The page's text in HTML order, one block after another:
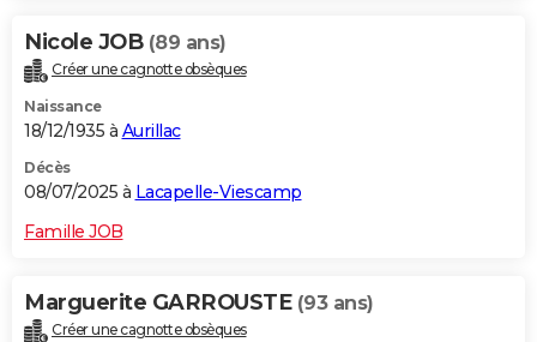
Dictionnaire
Biographies
Citations
Expressions
Proverbes
PROGRAMME TV
COPAINS D'AVANT
S'inscrire
Se connecter
Lycées
Collèges
Primaires
Universités
Entreprises
Service militaire
Avis de recherche
AVIS DE DÉCÈS
Nicole JOB (89 ans)
Créer une cagnotte obsèques
Naissance
18/12/1935 à Aurillac
Décès
08/07/2025 à Lacapelle-Viescamp
Famille JOB
Marguerite GARROUSTE (93 ans)
Créer une cagnotte obsèques